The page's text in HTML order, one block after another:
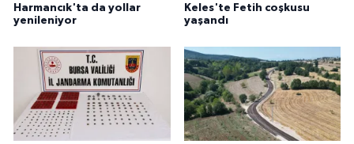
Harmancık'ta da yollar
yenileniyor
Keles'te Fetih coşkusu
yaşandı